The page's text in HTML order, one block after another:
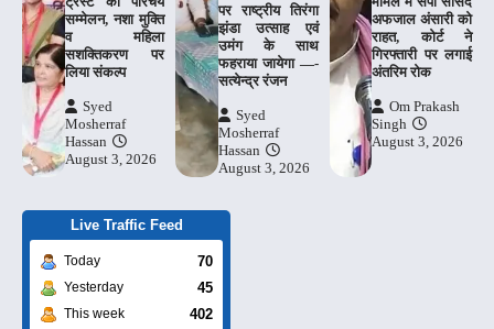
सम्मेलन, नशा मुक्ति
व महिला
सशक्तिकरण पर
लिया संकल्प
Syed
Mosherraf
Hassan
August 3, 2026
पर राष्ट्रीय तिरंगा
झंडा उत्साह एवं
उमंग के साथ
फहराया जायेगा —-
सत्येन्द्र रंजन
Syed
Mosherraf
Hassan
August 3, 2026
अफजाल अंसारी को
राहत, कोर्ट ने
गिरफ्तारी पर लगाई
अंतरिम रोक
Om Prakash
Singh
August 3, 2026
Live Traffic Feed
Today 70
Yesterday 45
This week 402